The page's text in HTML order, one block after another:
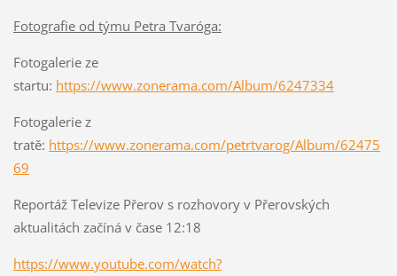
Fotografie od týmu Petra Tvaróga:
Fotogalerie ze
startu: https://www.zonerama.com/Album/6247334
Fotogalerie z
tratě: https://www.zonerama.com/petrtvarog/Album/62475
69
Reportáž Televize Přerov s rozhovory v Přerovských
aktualitách začíná v čase 12:18
https://www.youtube.com/watch?